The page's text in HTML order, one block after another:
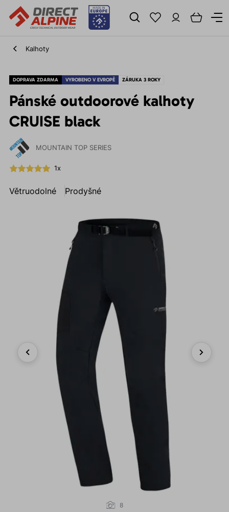
Kalhoty
DOPRAVA ZDARMA VYROBENO V EVROPĚ ZÁRUKA 3 ROKY
Pánské outdoorové kalhoty
CRUISE black
MOUNTAIN TOP SERIES
1x
Větruodolné Prodyšné
8